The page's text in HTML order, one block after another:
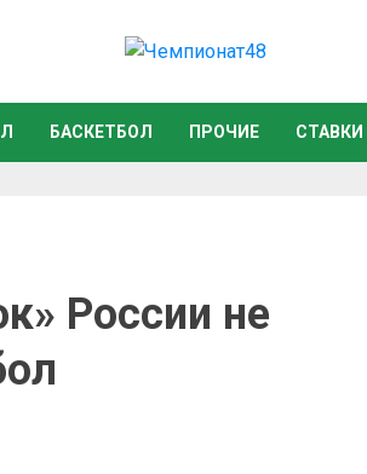
БАСКЕТБОЛ ПРОЧИЕ СТАВКИ
России не